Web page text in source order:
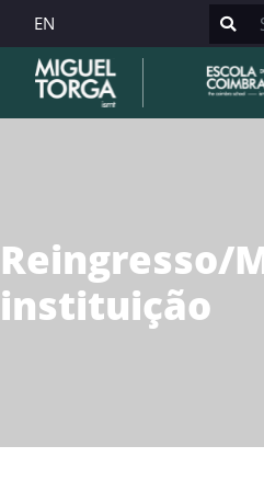
EN
Reingresso/
instituição